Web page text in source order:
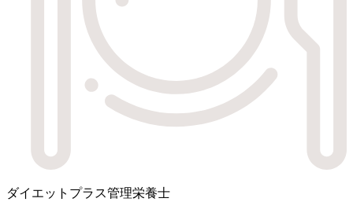
ダイエットプラス管理栄養士